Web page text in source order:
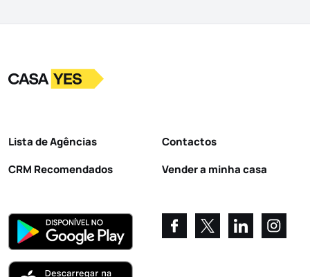
LogoIr para a homepage
Lista de Agências
CRM Recomendados
Contactos
Vender a minha casa